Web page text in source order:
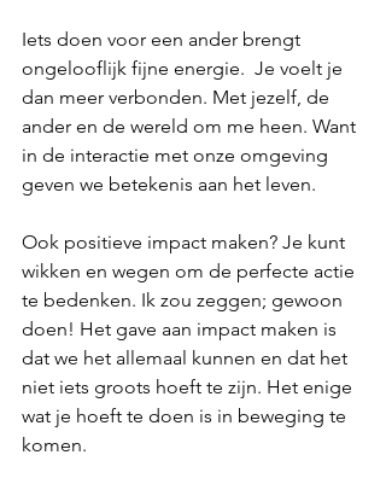
Iets doen voor een ander brengt
ongelooflijk fijne energie.  Je voelt je
dan meer verbonden. Met jezelf, de
ander en de wereld om me heen. Want
in de interactie met onze omgeving
geven we betekenis aan het leven.
Ook positieve impact maken? Je kunt
wikken en wegen om de perfecte actie
te bedenken. Ik zou zeggen; gewoon
doen! Het gave aan impact maken is
dat we het allemaal kunnen en dat het
niet iets groots hoeft te zijn. Het enige
wat je hoeft te doen is in beweging te
komen.